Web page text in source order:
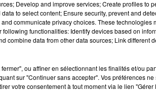
de mots, les chansons parlent d’elles-
“On en parle”. Il a ajouté : “C’est
rattrapée par l'actualité.”
fois au Zénith mais dans le cadre de
à cœur joie, on descend et on remonte, le
Develop and improve services; Create profiles to
to select content; Ensure security, prevent and
communicate privacy choices. These technologies
functionalities: Identify devices based on
combine data from other data sources; Link different
ou affiner en sélectionnant les finalités et/ou
sur "Continuer sans accepter". Vos préférences
votre consentement à tout moment via le lien